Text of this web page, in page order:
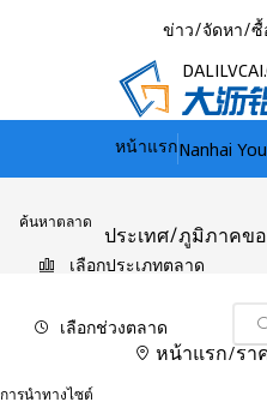
ข่าว/จัดหา/ซื้
หน้าแรกNanhai
ค้นหาตลาด
เลือกประเภทตลาด
เลือกช่วงตลาด
การนำทางไซต์
ประเทศ/ภูมิภาคข
หน้าแรก/รา